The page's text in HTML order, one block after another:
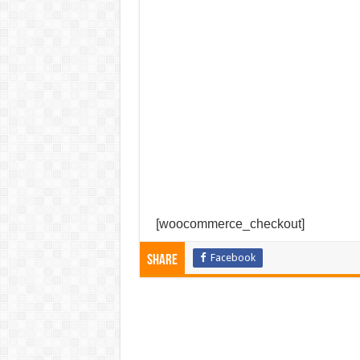
[woocommerce_checkout]
Share Facebook